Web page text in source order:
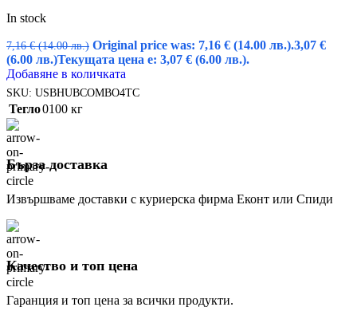
In stock
7,16€ (14.00 лв.) Original price was: 7,16 € (14.00 лв.).3,07 €
(6.00 лв.)Текущата цена е: 3,07 € (6.00 лв.).
Добавяне в количката
SKU: USBHUBCOMBO4TC
Тегло0100 кг
Бърза доставка
Извършваме доставки с куриерска фирма Еконт или Спиди
Качество и топ цена
Гаранция и топ цена за всички продукти.